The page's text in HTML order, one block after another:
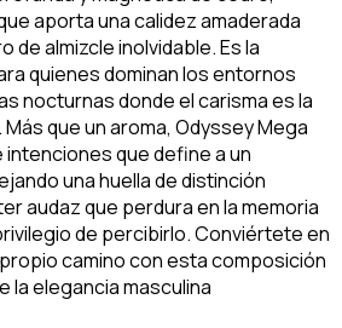
aporta una calidez amaderada
de almizcle inolvidable. Es la
quienes dominan los entornos
nocturnas donde el carisma es la
que un aroma, Odyssey Mega
que define a un
una huella de distinción
audaz que perdura en la memoria
de percibirlo. Conviértete en
camino con esta composición
la elegancia masculina